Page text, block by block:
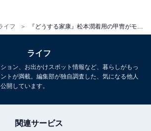
イフ
大河ドラマの歴代「徳川家康」、ハマり役
た俳優ランキング！ 2位「津川雅彦」、1位
ライフ
ョン、お出かけスポット情報など、暮らしがもっ
トが満載。編集部が独自調査した、気になる他人
開しています。
関連サービス